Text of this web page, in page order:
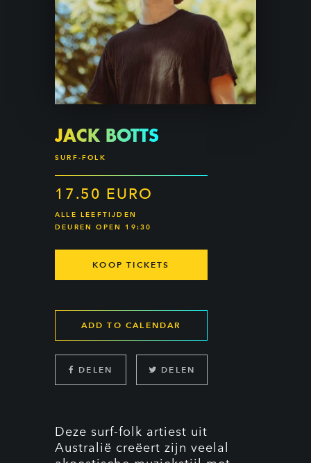
JACK BOTTS
SURF-FOLK
17.50 EURO
ALLE LEEFTIJDEN
DEUREN OPEN 19:30
KOOP TICKETS
ADD TO CALENDAR
DELEN DELEN
Deze surf-folk artiest uit
Australië creëert zijn veelal